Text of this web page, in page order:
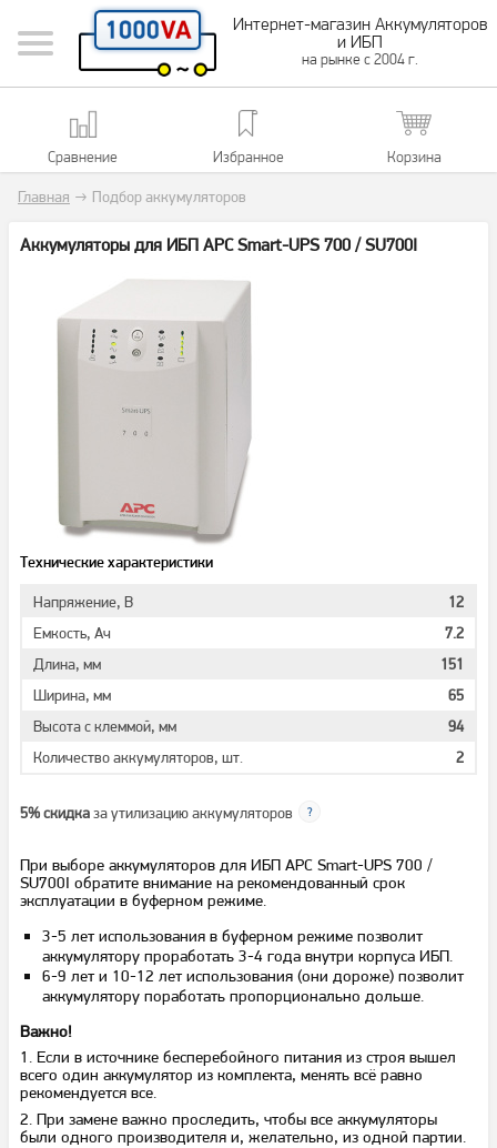
Интернет-магазин Аккумуляторов
и ИБП
на рынке с 2004 г.
Сравнение Избранное Корзина
Главная → Подбор аккумуляторов
Аккумуляторы для ИБП APC Smart-UPS 700 / SU700I
Технические характеристики
Напряжение, В
12
Емкость, Ач
7.2
Длина, мм
151
Ширина, мм
65
Высота с клеммой, мм
94
Количество аккумуляторов, шт.
2
5% скидказа утилизацию аккумуляторов
При выборе аккумуляторов для ИБП APC Smart-UPS 700 /
SU700I обратите внимание на рекомендованный срок
эксплуатации в буферном режиме.
3-5 лет использования в буферном режиме позволит
аккумулятору проработать 3-4 года внутри корпуса ИБП.
6-9 лет и 10-12 лет использования (они дороже) позволит
аккумулятору поработать пропорционально дольше.
Важно!
1. Если в источнике бесперебойного питания из строя вышел
всего один аккумулятор из комплекта, менять всё равно
рекомендуется все.
2. При замене важно проследить, чтобы все аккумуляторы
были одного производителя и, желательно, из одной партии.